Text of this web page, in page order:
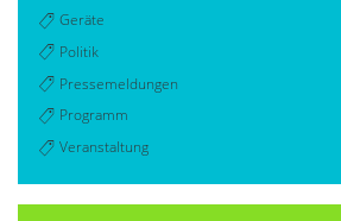
Geräte
Politik
Pressemeldungen
Programm
Veranstaltung